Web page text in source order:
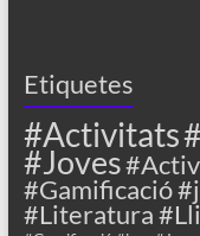
Etiquetes
#Activitats
#Joves
#Gamificació
#Literatura